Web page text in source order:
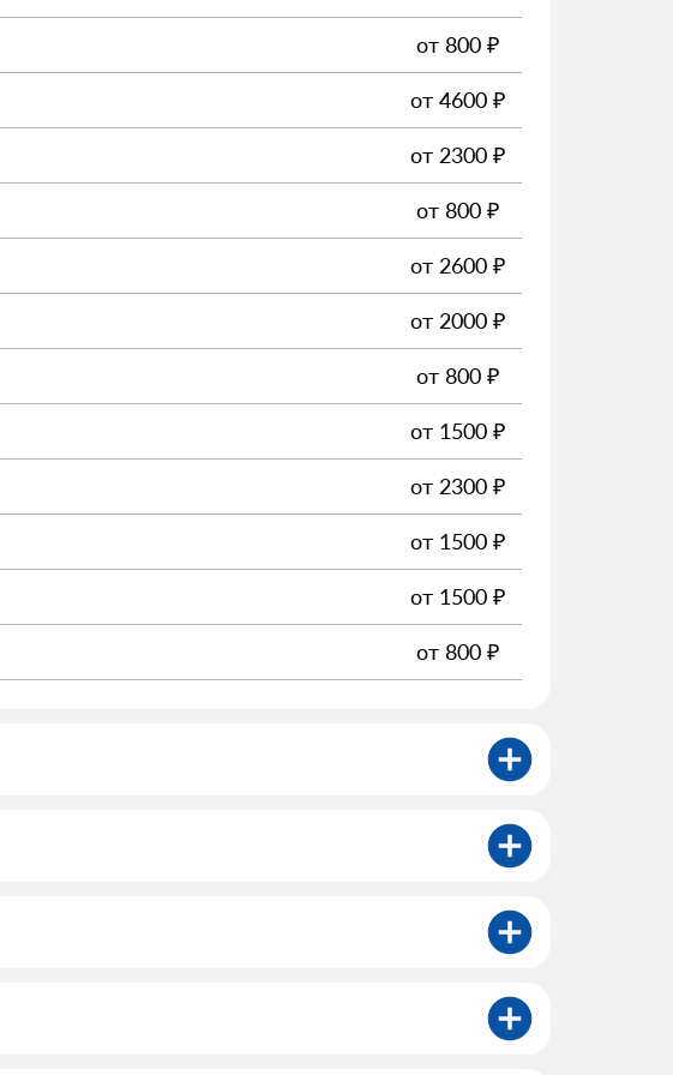
от 800 ₽
от 4600 ₽
от 2300 ₽
от 800 ₽
от 2600 ₽
от 2000 ₽
от 800 ₽
от 1500 ₽
от 2300 ₽
от 1500 ₽
от 1500 ₽
от 800 ₽